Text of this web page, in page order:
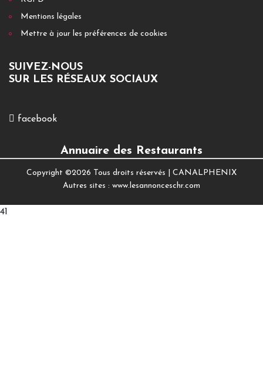
Mentions légales
Mettre à jour les préférences de cookies
SUIVEZ-NOUS
SUR LES RÉSEAUX SOCIAUX
facebook
Annuaire des Restaurants
Copyright ©2026 Tous droits réservés | CANALPHENIX
Autres sites : www.lesannonceschr.com
41